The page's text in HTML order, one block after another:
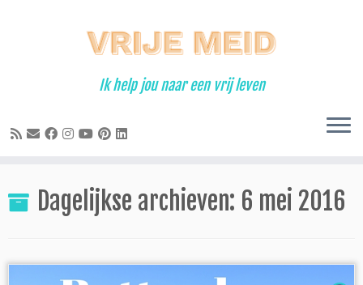
Ik help jou naar een vrij leven
Dagelijkse archieven: 6 mei 2016